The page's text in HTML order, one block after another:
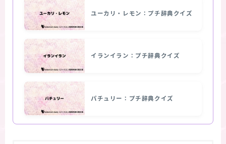
ユーカリ・レモン：プチ辞典クイズ
イランイラン：プチ辞典クイズ
パチュリー：プチ辞典クイズ